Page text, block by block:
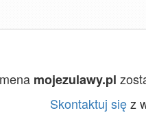
mojezulawy.pl
Skontaktuj sięz